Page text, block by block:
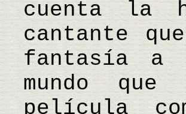
cuenta la
cantante
fantasía a
mundo
película